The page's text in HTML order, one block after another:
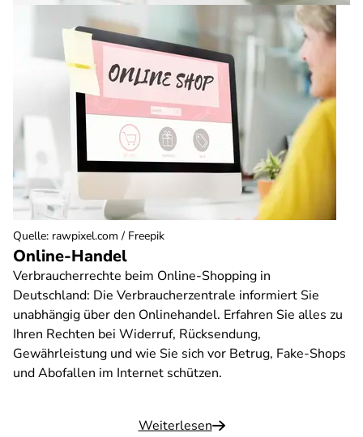
Online-Handel
Verbraucherrechte beim Online-Shopping in
Deutschland: Die Verbraucherzentrale informiert Sie
unabhängig über den Onlinehandel. Erfahren Sie alles zu
Ihren Rechten bei Widerruf, Rücksendung,
Gewährleistung und wie Sie sich vor Betrug, Fake-Shops
und Abofallen im Internet schützen.
Weiterlesen
Quelle: rawpixel.com / Freepik